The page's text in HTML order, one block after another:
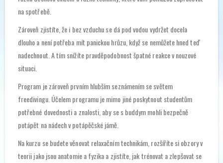
na spotřebě.
Zároveň zjistíte, že i bez vzduchu se dá pod vodou vydržet docela
dlouho a není potřeba mít panickou hrůzu, když se nemůžete hned teď
nadechnout. A tím snížíte pravděpodobnost špatné reakce v nouzové
situaci.
Program je zároveň prvním hlubším seznámením se světem
freedivingu. Účelem programu je mimo jiné poskytnout studentům
potřebné dovednosti a znalosti, aby se s buddym mohli bezpečně
potápět na nádech v potápěčské jámě.
Na kurzu se budete věnovat relaxačním technikám, rozšíříte si obzory v
teorii jako jsou anatomie a fyzika a zjistíte, jak trénovat a zlepšovat se